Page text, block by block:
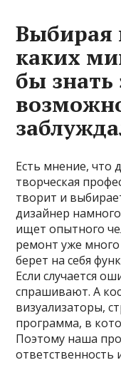
Выбирая
каких
бы знать
Есть мнение, что
творческая
творит и
дизайнер
ищет опытного
ремонт уже много
берет на себя
Если случается
спрашивают. А
визуализаторы,
программа, в
Поэтому наша
ответственность